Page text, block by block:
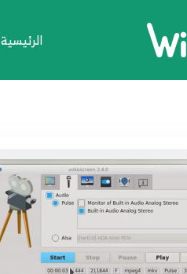
الرئيسية